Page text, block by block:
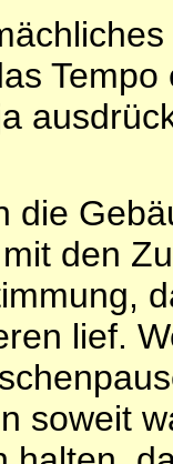
die
den
lief.
soweit